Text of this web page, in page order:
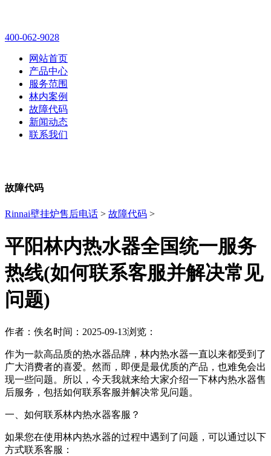
400-062-9028
网站首页
产品中心
服务范围
林内案例
故障代码
新闻动态
联系我们
故障代码
Rinnai壁挂炉售后电话 > 故障代码 >
平阳林内热水器全国统一服务
热线(如何联系客服并解决常见
问题)
作者：佚名时间：2025-09-13浏览：
作为一款高品质的热水器品牌，林内热水器一直以来都受到了
广大消费者的喜爱。然而，即便是最优质的产品，也难免会出
现一些问题。所以，今天我就来给大家介绍一下林内热水器售
后服务，包括如何联系客服并解决常见问题。
一、如何联系林内热水器客服？
如果您在使用林内热水器的过程中遇到了问题，可以通过以下
方式联系客服：